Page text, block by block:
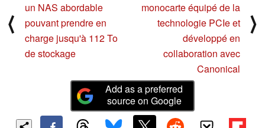
⟨
un NAS abordable
pouvant prendre en
charge jusqu'à 112 To
de stockage
monocarte équipé de la
technologie PCIe et
développé en
collaboration avec
Canonical
⟩
Add as a preferred
source on Google